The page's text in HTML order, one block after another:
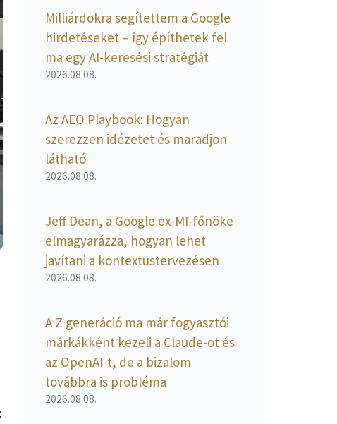
Milliárdokra segítettem a Google
hirdetéseket – így építhetek fel
ma egy AI-keresési stratégiát
2026.08.08.
Az AEO Playbook: Hogyan
szerezzen idézetet és maradjon
látható
2026.08.08.
Jeff Dean, a Google ex-MI-főnöke
elmagyarázza, hogyan lehet
javítani a kontextustervezésen
2026.08.08.
A Z generáció ma már fogyasztói
márkákként kezeli a Claude-ot és
az OpenAI-t, de a bizalom
továbbra is probléma
2026.08.08.